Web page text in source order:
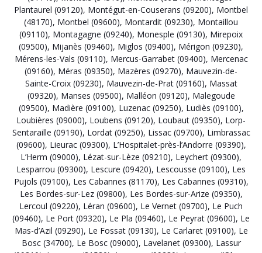
Plantaurel (09120), Montégut-en-Couserans (09200), Montbel
(48170), Montbel (09600), Montardit (09230), Montaillou
(09110), Montagagne (09240), Monesple (09130), Mirepoix
(09500), Mijanès (09460), Miglos (09400), Mérigon (09230),
Mérens-les-Vals (09110), Mercus-Garrabet (09400), Mercenac
(09160), Méras (09350), Mazères (09270), Mauvezin-de-
Sainte-Croix (09230), Mauvezin-de-Prat (09160), Massat
(09320), Manses (09500), Malléon (09120), Malegoude
(09500), Madière (09100), Luzenac (09250), Ludiès (09100),
Loubières (09000), Loubens (09120), Loubaut (09350), Lorp-
Sentaraille (09190), Lordat (09250), Lissac (09700), Limbrassac
(09600), Lieurac (09300), L’Hospitalet-près-l’Andorre (09390),
L’Herm (09000), Lézat-sur-Lèze (09210), Leychert (09300),
Lesparrou (09300), Lescure (09420), Lescousse (09100), Les
Pujols (09100), Les Cabannes (81170), Les Cabannes (09310),
Les Bordes-sur-Lez (09800), Les Bordes-sur-Arize (09350),
Lercoul (09220), Léran (09600), Le Vernet (09700), Le Puch
(09460), Le Port (09320), Le Pla (09460), Le Peyrat (09600), Le
Mas-d’Azil (09290), Le Fossat (09130), Le Carlaret (09100), Le
Bosc (34700), Le Bosc (09000), Lavelanet (09300), Lassur